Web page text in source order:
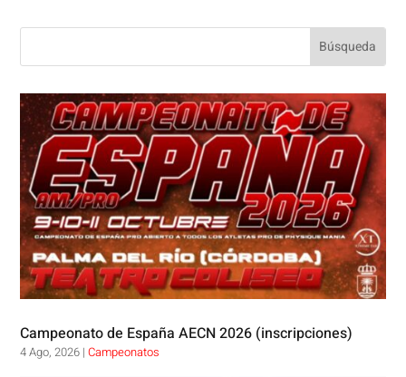
Campeonato de España AECN 2026 (inscripciones)
4 Ago, 2026 |Campeonatos